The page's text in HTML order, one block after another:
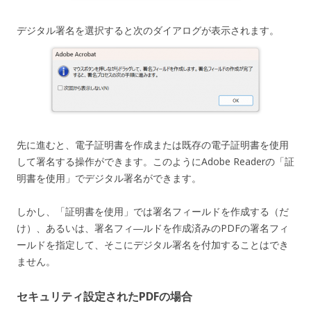
デジタル署名を選択すると次のダイアログが表示されます。
先に進むと、電子証明書を作成または既存の電子証明書を使用
して署名する操作ができます。このようにAdobe Readerの「証
明書を使用」でデジタル署名ができます。
しかし、「証明書を使用」では署名フィールドを作成する（だ
け）、あるいは、署名フィ―ルドを作成済みのPDFの署名フィ
ールドを指定して、そこにデジタル署名を付加することはでき
ません。
セキュリティ設定されたPDFの場合